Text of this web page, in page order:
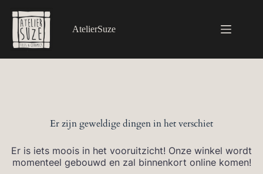
naar
inhoud
AtelierSuze
Er zijn geweldige dingen in het verschiet
Er is iets moois in het vooruitzicht! Onze winkel wordt
momenteel gebouwd en zal binnenkort online komen!